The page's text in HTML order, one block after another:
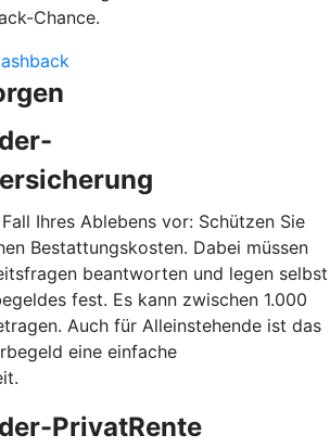
Chance.
Ihres Ablebens vor: Schützen Sie
Bestattungskosten. Dabei müssen
beantworten und legen selbst
fest. Es kann zwischen 1.000
Auch für Alleinstehende ist das
eine einfache
PrivatRente